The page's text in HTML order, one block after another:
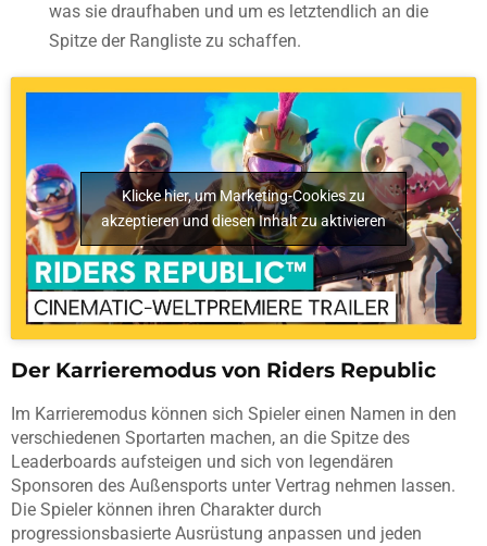
was sie draufhaben und um es letztendlich an die
Spitze der Rangliste zu schaffen.
Klicke hier, um Marketing-Cookies zu
akzeptieren und diesen Inhalt zu aktivieren
Der Karrieremodus von Riders Republic
Im Karrieremodus können sich Spieler einen Namen in den
verschiedenen Sportarten machen, an die Spitze des
Leaderboards aufsteigen und sich von legendären
Sponsoren des Außensports unter Vertrag nehmen lassen.
Die Spieler können ihren Charakter durch
progressionsbasierte Ausrüstung anpassen und jeden